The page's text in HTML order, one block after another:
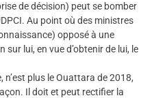
de décision) peut se bomber
Au point où des ministres
opposé à une
lui, en vue d’obtenir de lui, le
plus le Ouattara de 2018,
Il doit et peut rectifier la